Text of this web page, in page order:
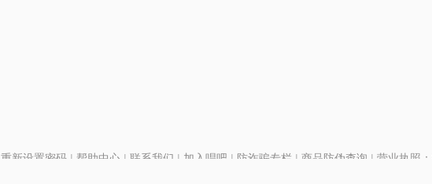
重新设置密码| 帮助中心 | 联系我们 | 加入唱吧 | 防诈骗专栏 | 商品防伪查询 | 营业执照